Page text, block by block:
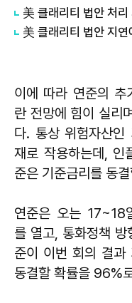
이에 따라 연준의 추
란 전망에 힘이 실리
다. 통상 위험자산인
재로 작용하는데, 인
준은 기준금리를 동
연준은 오는 17~18
를 열고, 통화정책 방
준이 이번 회의 결
동결할 확률을 96%